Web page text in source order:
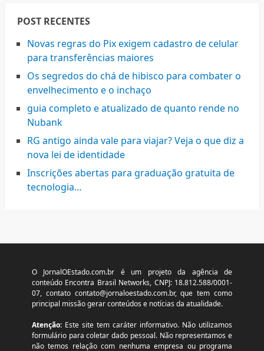
POST RECENTES
Novas regras do Pix exigem cadastro de celular
para transferências maiores
Os segredos do chá de hibisco para combater o
envelhecimento e o inchaço
guia completo e atualizado de quanto rende no
Nubank
RG antigo ainda vale para viajar? Veja o que diz a
nova lei de identidade
Inscrições abertas para graduação gratuita de
tecnologia…
O JornalOEstado.com.br é um projeto da agência de
conteúdo Encontra Brasil Networks, CNPJ: 18.812.588/0001-
07, contato contato@jornaloestado.com.br, que tem como
principal missão gerar conteúdos e notícias da atualidade.
Atenção:Este site tem caráter informativo. Não utilizamos
formulário para coletar dado pessoal. Não representamos e
não temos relação com nenhuma empresa ou programa